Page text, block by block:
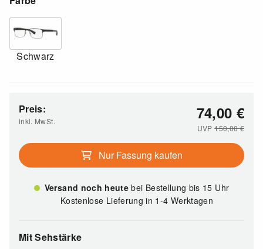
Schwarz
Preis:
inkl. MwSt. 74,00 €
UVP150,00€
Nur Fassung kaufen
Versand noch heutebei Bestellung bis 15 Uhr
Kostenlose Lieferung in 1-4 Werktagen
Mit Sehstärke